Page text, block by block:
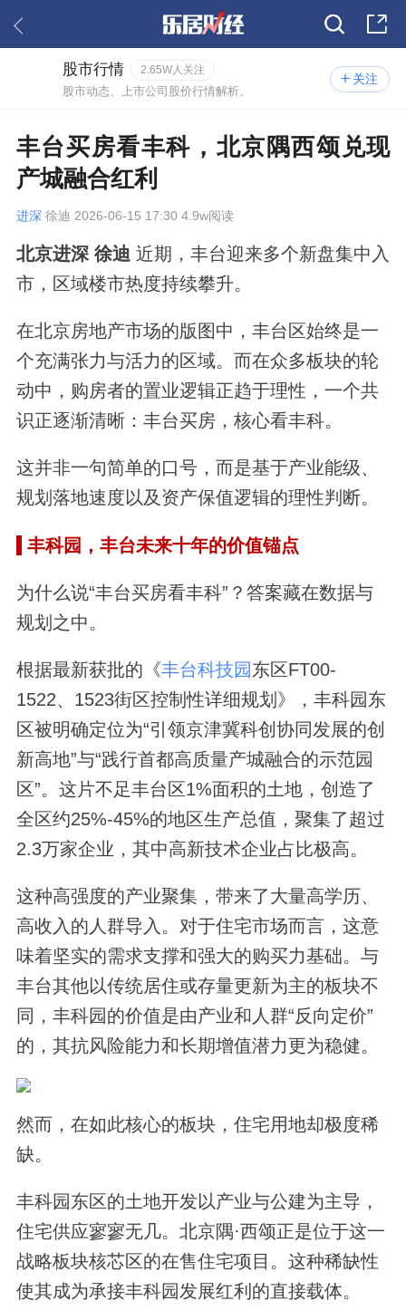
关注
股市行情 2.65W人关注
股市动态、上市公司股价行情解析。
丰台买房看丰科，北京隅西颂兑现
产城融合红利
进深 徐迪 2026-06-15 17:30 4.9w阅读
北京进深 徐迪 近期，丰台迎来多个新盘集中入
市，区域楼市热度持续攀升。
在北京房地产市场的版图中，丰台区始终是一
个充满张力与活力的区域。而在众多板块的轮
动中，购房者的置业逻辑正趋于理性，一个共
识正逐渐清晰：丰台买房，核心看丰科。
这并非一句简单的口号，而是基于产业能级、
规划落地速度以及资产保值逻辑的理性判断。
丰科园，丰台未来十年的价值锚点
为什么说“丰台买房看丰科”？答案藏在数据与
规划之中。
根据最新获批的《丰台科技园东区FT00-
1522、1523街区控制性详细规划》，丰科园东
区被明确定位为“引领京津冀科创协同发展的创
新高地”与“践行首都高质量产城融合的示范园
区”。这片不足丰台区1%面积的土地，创造了
全区约25%-45%的地区生产总值，聚集了超过
2.3万家企业，其中高新技术企业占比极高。
这种高强度的产业聚集，带来了大量高学历、
高收入的人群导入。对于住宅市场而言，这意
味着坚实的需求支撑和强大的购买力基础。与
丰台其他以传统居住或存量更新为主的板块不
同，丰科园的价值是由产业和人群“反向定价”
的，其抗风险能力和长期增值潜力更为稳健。
然而，在如此核心的板块，住宅用地却极度稀
缺。
丰科园东区的土地开发以产业与公建为主导，
住宅供应寥寥无几。北京隅·西颂正是位于这一
战略板块核芯区的在售住宅项目。这种稀缺性
使其成为承接丰科园发展红利的直接载体。